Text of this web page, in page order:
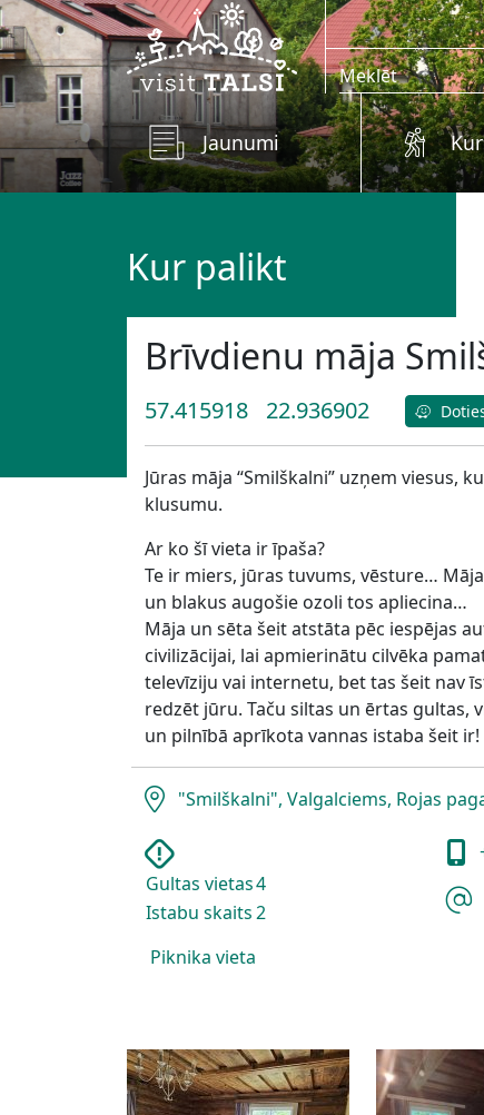
Skip to main content
Jaunumi
Kur palikt
Brīvdienu māja
57.415918 22.936902
Jūras māja “Smilškalni” uzņem viesus,
klusumu.
Ar ko šī vieta ir īpaša?
Te ir miers, jūras tuvums, vēsture…
un blakus augošie ozoli tos apliecina…
Māja un sēta šeit atstāta pēc iespējas
civilizācijai, lai apmierinātu cilvēka
televīziju vai internetu, bet tas šeit nav
redzēt jūru. Taču siltas un ērtas
un pilnībā aprīkota vannas istaba šeit ir!
"Smilškalni", Valgalciems, Rojas
Gultas vietas4
Istabu skaits2
Piknika vieta